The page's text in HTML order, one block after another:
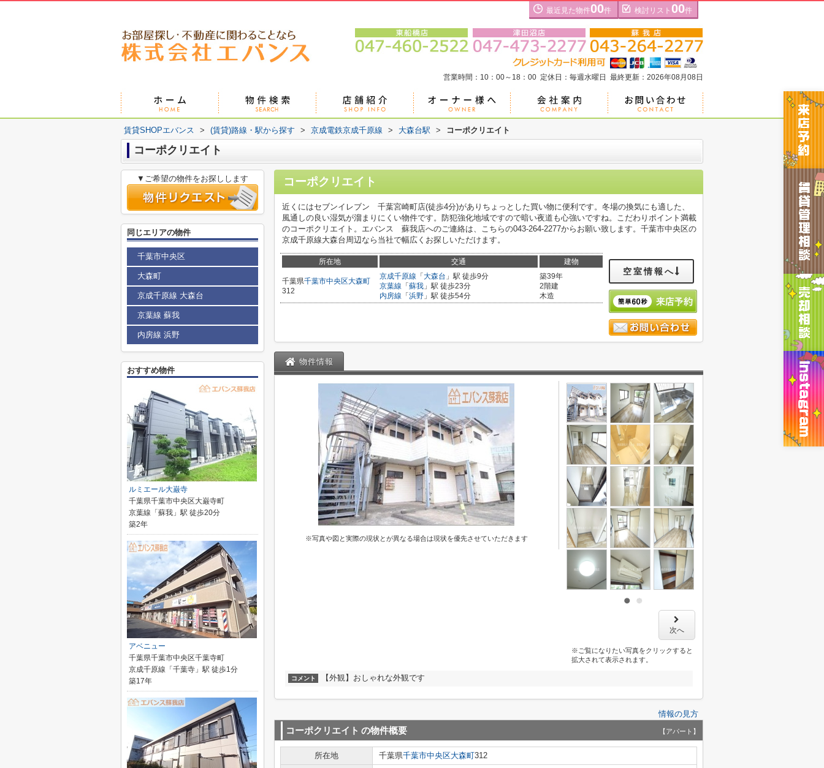
最近見た物件00件 検討リスト 00件
営業時間：10：00～18：00 定休日：毎週水曜日 最終更新：2026年08月08日
賃貸SHOPエバンス > (賃貸)路線・駅から探す > 京成電鉄京成千原線 > 大森台駅 > コーポクリエイト
コーポクリエイト
コーポクリエイト
近くにはセブンイレブン 千葉宮崎町店(徒歩4分)がありちょっとした買い物に便利です。冬場の換気にも適した、
風通しの良い湿気が溜まりにくい物件です。防犯強化地域ですので暗い夜道も心強いですね。こだわりポイント満載
のコーポクリエイト。エバンス 蘇我店へのご連絡は、こちらの043-264-2277からお願い致します。千葉市中央区の
京成千原線大森台周辺なら当社で幅広くお探しいただけます。
所在地 交通 建物
千葉県千葉市中央区大森町
312
京成千原線 「 大森台 」駅 徒歩9分
京葉線 「 蘇我 」駅 徒歩23分
内房線 「 浜野 」駅 徒歩54分
築39年
2階建
木造
空室情報へ
物件情報
※写真や図と実際の現状とが異なる場合は現状を優先させていただきます
次へ
※ご覧になりたい写真をクリックすると
拡大されて表示されます。
コメント 【外観】おしゃれな外観です
情報の見方
コーポクリエイト の物件概要 【アパート】
所在地 千葉県千葉市中央区大森町312
▼ご希望の物件をお探しします
同じエリアの物件
千葉市中央区
大森町
京成千原線 大森台
京葉線 蘇我
内房線 浜野
おすすめ物件
ルミエール大巌寺
千葉県千葉市中央区大巌寺町
京葉線「蘇我」駅 徒歩20分
築2年
アベニュー
千葉県千葉市中央区千葉寺町
京成千原線「千葉寺」駅 徒歩1分
築17年